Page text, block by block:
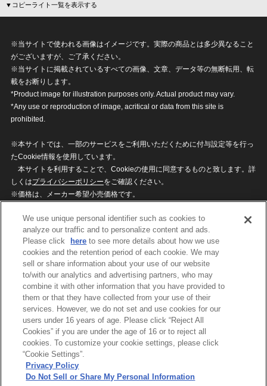
▼コピーライト一覧を表示する
※当サイトで使われる画像はイメージです。実際の商品とは多少異なること
がございますが、ご了承ください。
※当サイトに掲載されているすべての画像、文章、データ等の無断転用、転
載をお断りします。
*Product image for illustration purposes only. Actual product may vary.
*Any use or reproduction of image, acritical or data from this site is
prohibited.
※本サイトでは、一部のサービスをご利用いただくために付与設定等を行っ
たCookie情報を使用しています。
本サイトを利用することで、Cookieの使用に同意するものと致します。詳
しくはプライバシーポリシーをご確認ください。
※価格は、メーカー希望小売価格です。
ざいますのでご了承ください。
privacypolicy
Do Not Sell or Share My
Personal Information
ウェブサイトご利用条件
ソーシャルメディアポリシー
個人情報保護方針
お問い合わせ
©BANDAI
コピーライト一覧を表示する
We use unique personal identifier such as cookies to
analyze our traffic and to personalize content and ads.
Please click
here to see more details about how we use
cookies and the retention period of each cookie. We may
sell or share information about your use of our website
to/with our analytics and advertising partners, who may
combine it with other information that you have provided to
them or that they have collected from your use of their
services. However, we do not set and use cookies for our
users under 16 years of age. Please click “Reject All
Cookies” if you are under the age of 16 or to reject all
cookies. To customize your cookie settings, please click
“Cookie Settings”.
Privacy Policy
Do Not Sell or Share My Personal Information